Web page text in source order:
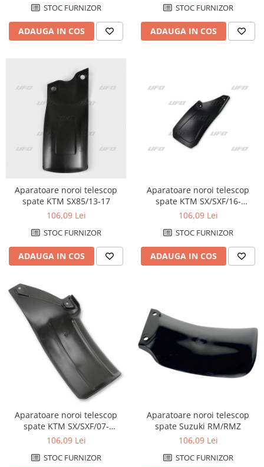
STOC FURNIZOR
ADAUGA IN COS
STOC FURNIZOR
ADAUGA IN COS
Aparatoare noroi telescop
spate KTM SX85/13-17
106,09 Lei
STOC FURNIZOR
ADAUGA IN COS
Aparatoare noroi telescop
spate KTM SX/SXF/16-
18=EXC/17-18
106,09 Lei
STOC FURNIZOR
ADAUGA IN COS
Aparatoare noroi telescop
spate KTM SX/SXF/07-
15=EXC/08-16
106,09 Lei
STOC FURNIZOR
Aparatoare noroi telescop
spate Suzuki RM/RMZ
106,09 Lei
STOC FURNIZOR